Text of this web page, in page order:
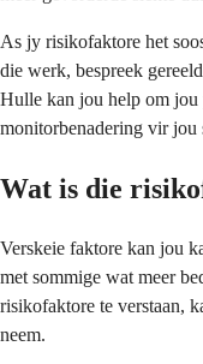
As jy risikofaktore het
die werk, bespreek
Hulle kan jou help om jou
monitorbenadering vir jou
Wat is die
Verskeie faktore kan jou
met sommige wat meer
risikofaktore te verstaan,
neem.